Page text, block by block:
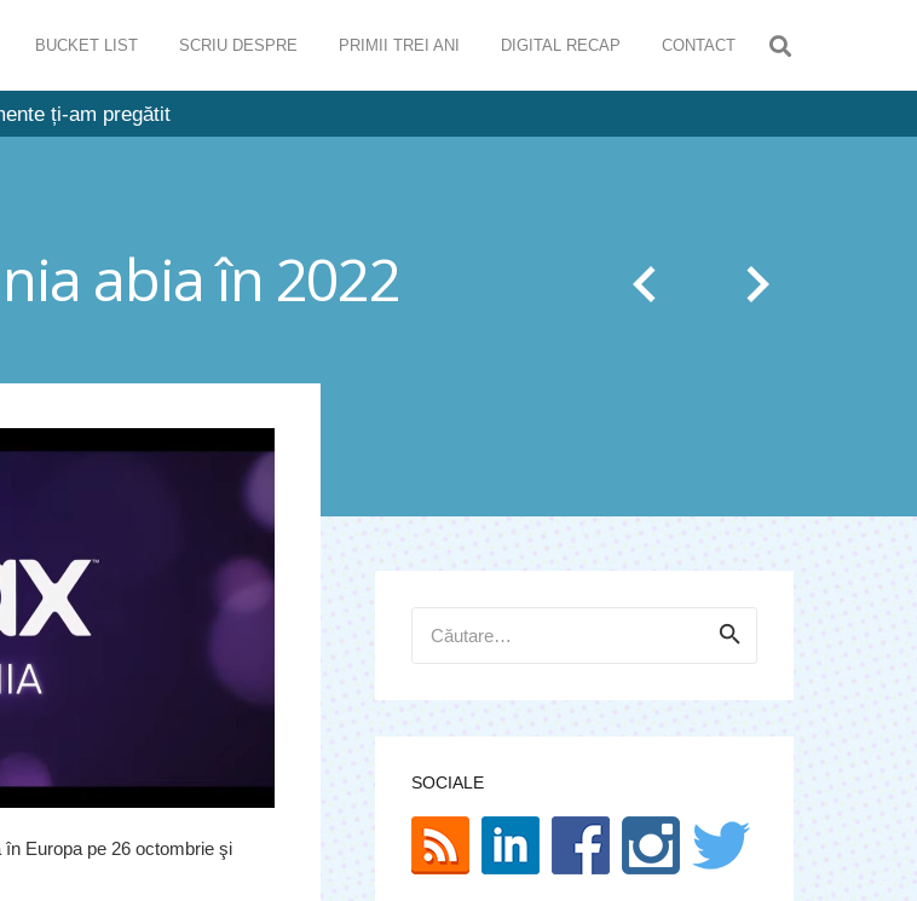
BUCKET LIST SCRIU DESPRE PRIMII TREI ANI DIGITAL RECAP CONTACT
ți-am pregătit
abia în 2022
Europa pe 26 octombrie şi
după:
SOCIALE